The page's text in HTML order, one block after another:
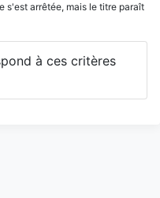
s'est arrêtée, mais le titre paraît
à ces critères